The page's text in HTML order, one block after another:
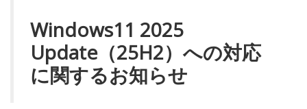
Windows11 2025
Update（25H2）への対応
に関するお知らせ